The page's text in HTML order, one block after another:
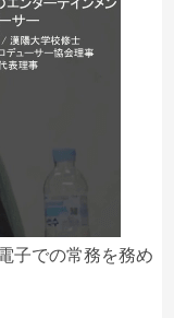
子での常務を務め